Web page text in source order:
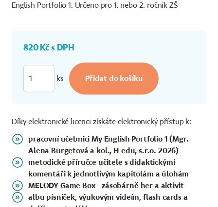
English Portfolio 1. Určeno pro 1. nebo 2. ročník ZŠ
820 Kč s DPH
ks
Díky elektronické licenci získáte elektronický přístup k:
pracovní učebnici My English Portfolio 1 (Mgr.
Alena Burgetová a kol., H-edu, s.r.o. 2026)
metodické příručce učitele s didaktickými
komentáři k jednotlivým kapitolám a úlohám
MELODY Game Box - zásobárně her a aktivit
albu písniček, výukovým videím, flash cards a